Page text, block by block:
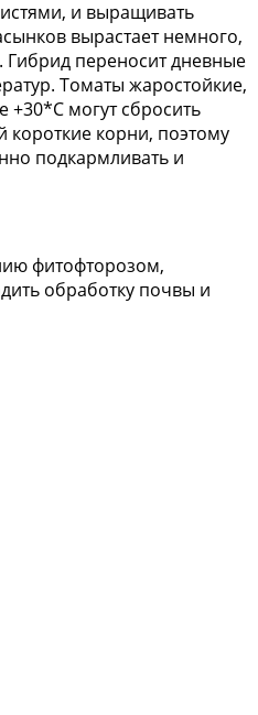
и выращивать
вырастает немного,
Гибрид переносит дневные
Томаты жаростойкие,
+30*С могут сбросить
короткие корни, поэтому
подкармливать и
фитофторозом,
обработку почвы и